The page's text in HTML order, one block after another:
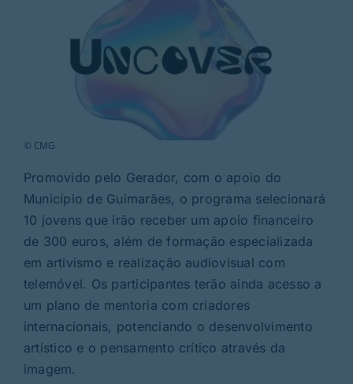
© CMG
Promovido pelo Gerador, com o apoio do
Município de Guimarães, o programa selecionará
10 jovens que irão receber um apoio financeiro
de 300 euros, além de formação especializada
em artivismo e realização audiovisual com
telemóvel. Os participantes terão ainda acesso a
um plano de mentoria com criadores
internacionais, potenciando o desenvolvimento
artístico e o pensamento crítico através da
imagem.